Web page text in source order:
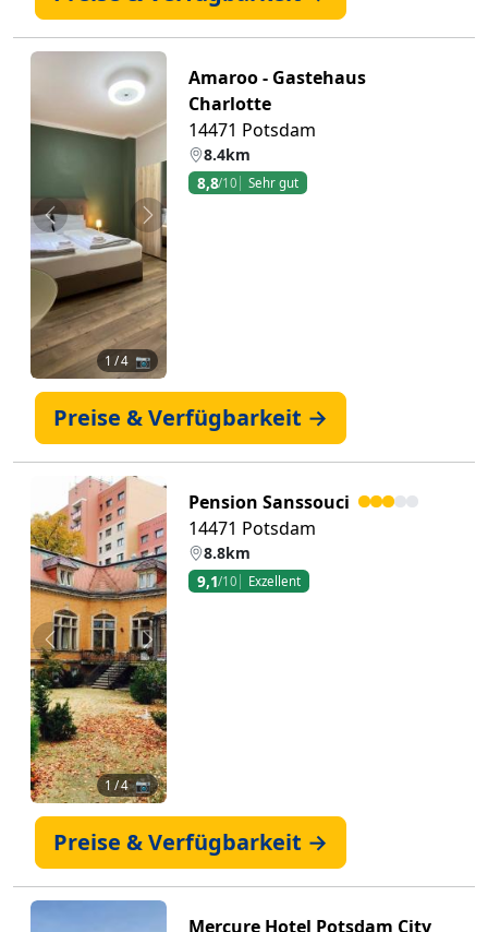
Zurück Weiter
1 / 4 📷
Amaroo - Gastehaus
Charlotte
14471 Potsdam
8.4km
8,8/10 Sehr gut
Preise & Verfügbarkeit →
Zurück Weiter
1/ 4 📷
Pension Sanssouci
14471 Potsdam
8.8km
9,1/10 Exzellent
Preise & Verfügbarkeit →
Mercure Hotel Potsdam City